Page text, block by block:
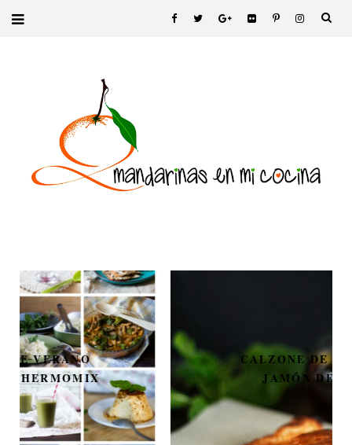
CALZONE DE SALAMI Y
JAMÓN DE YORK